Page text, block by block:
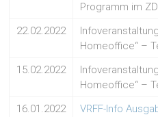
Programm im
22.02.2022
Homeoffice“ –
15.02.2022
Homeoffice“ –
16.01.2022
VRFF-Info